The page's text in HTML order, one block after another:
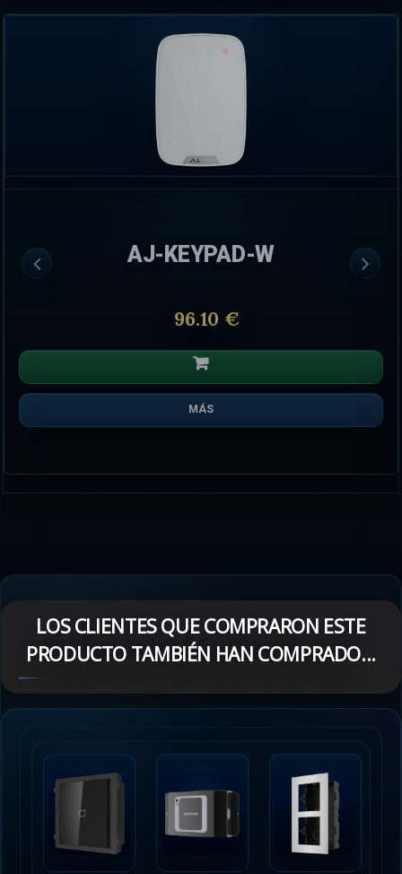
AJ-KEYPAD-W
96.10 €
MÁS
LOS CLIENTES QUE COMPRARON ESTE
PRODUCTO TAMBIÉN HAN COMPRADO...